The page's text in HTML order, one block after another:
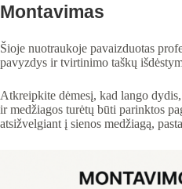
Montavimas
Šioje nuotraukoje pavaizduotas
pavyzdys ir tvirtinimo taškų
Atkreipkite dėmesį, kad lango
ir medžiagos turėtų būti parinktos
atsižvelgiant į sienos medžiagą,